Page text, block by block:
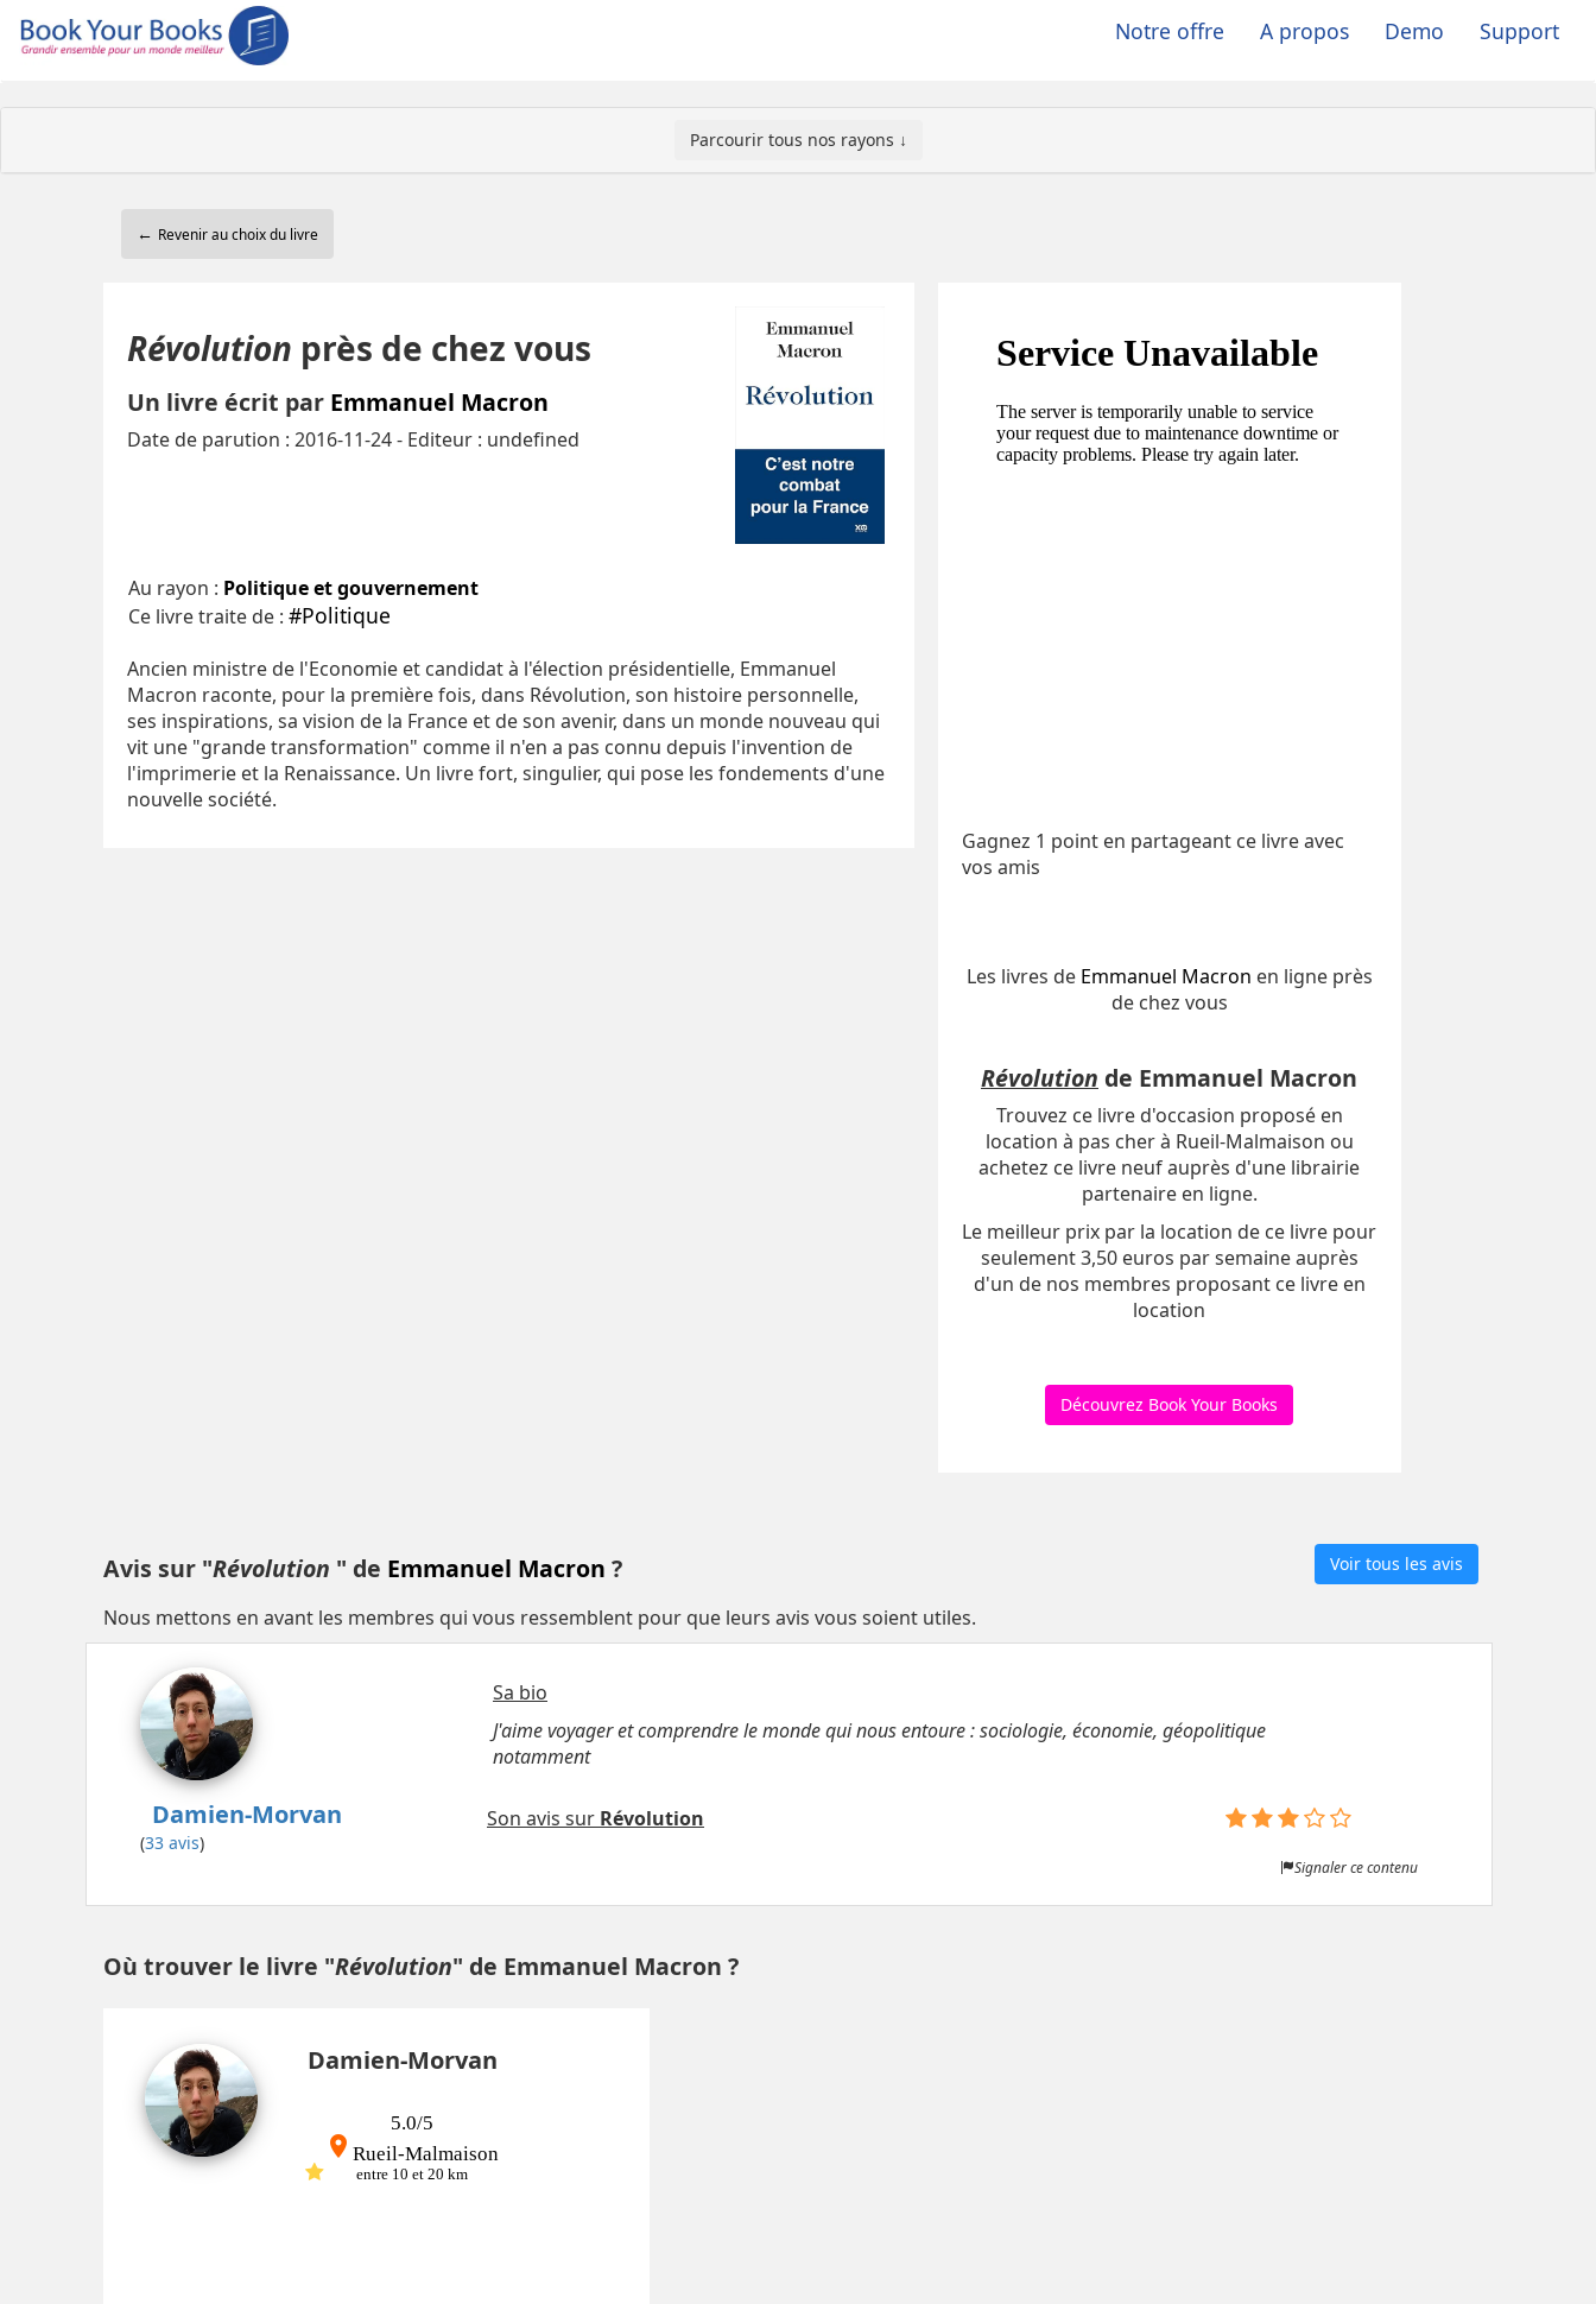
Notre offre A propos Demo Support
Parcourir tous nos rayons ↓
← Revenir au choix du livre
Révolution près de chez vous
Un livre écrit par Emmanuel Macron
Date de parution : 2016-11-24 - Editeur : undefined
Au rayon : Politique et gouvernement
Ce livre traite de : #Politique
Ancien ministre de l'Economie et candidat à l'élection présidentielle, Emmanuel
Macron raconte, pour la première fois, dans Révolution, son histoire personnelle,
ses inspirations, sa vision de la France et de son avenir, dans un monde nouveau qui
vit une "grande transformation" comme il n'en a pas connu depuis l'invention de
l'imprimerie et la Renaissance. Un livre fort, singulier, qui pose les fondements d'une
nouvelle société.
Gagnez 1 point en partageant ce livre avec
vos amis
Les livres de Emmanuel Macron en ligne près
de chez vous
Révolution de Emmanuel Macron
Trouvez ce livre d'occasion proposé en
location à pas cher à Rueil-Malmaison ou
achetez ce livre neuf auprès d'une librairie
partenaire en ligne.
Le meilleur prix par la location de ce livre pour
seulement 3,50 euros par semaine auprès
d'un de nos membres proposant ce livre en
location
Découvrez Book Your Books
Voir tous les avis
Avis sur "Révolution " de Emmanuel Macron ?
Nous mettons en avant les membres qui vous ressemblent pour que leurs avis vous soient utiles.
Damien-Morvan
(33 avis)
Sa bio
J'aime voyager et comprendre le monde qui nous entoure : sociologie, économie, géopolitique
notamment
Son avis sur Révolution
Signaler ce contenu
Où trouver le livre "Révolution" de Emmanuel Macron ?
Damien-Morvan
5.0/5
place Rueil-Malmaison
entre 10 et 20 km